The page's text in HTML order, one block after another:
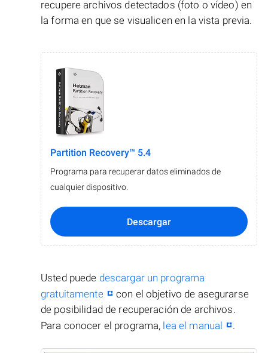
recupere archivos detectados (foto o vídeo) en
la forma en que se visualicen en la vista previa.
Partition Recovery™ 5.4
Programa para recuperar datos eliminados de
cualquier dispositivo.
Descargar
Usted puede descargar un programa
gratuitamente
con el objetivo de asegurarse
de posibilidad de recuperación de archivos.
Para conocer el programa, lea el manual .